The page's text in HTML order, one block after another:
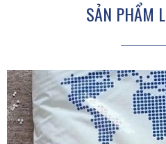
SẢN PHẨM